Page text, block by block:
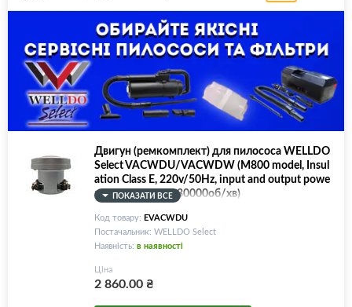
Двигун (ремкомплект) для пилососа WELLDO
Select VACWDU/VACWDW (M800 model, Insul
ation Class E, 220v/50Hz, input and output powe
r - 800W/200W, 30000об/хв)
ПОКАЗАТИ ВСЕ
Код товару: EVACWDU
Постачальник: WELLDO Select
Наявність: в наявності
Ціна
2 860.00₴